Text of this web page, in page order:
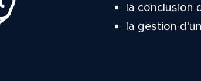
la conclusion
la gestion